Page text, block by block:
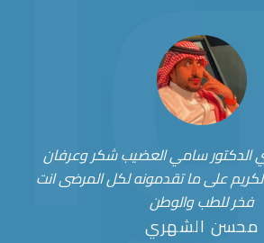
الدكتور سامي العضيب شكر وعرفان
على ما تقدمونه لكل المرضى انت
فخر للطب والوطن
محسن الشهري